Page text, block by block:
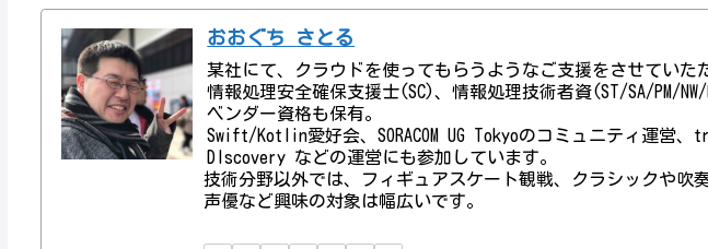
おおぐち さとる
某社にて、クラウドを使ってもらうようなご支援をさせていた
情報処理安全確保支援士(SC)、情報処理技術者資(ST/SA/PM/NW/
ベンダー資格も保有。
Swift/Kotlin愛好会、SORACOM UG Tokyoのコミュニティ運営、
DIscovery などの運営にも参加しています。
技術分野以外では、フィギュアスケート観戦、クラシックや吹
声優など興味の対象は幅広いです。